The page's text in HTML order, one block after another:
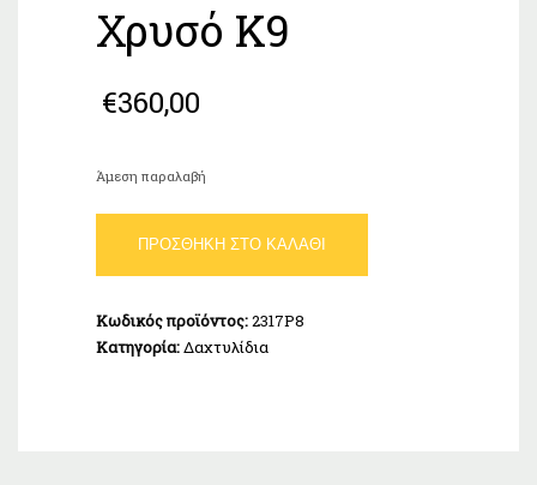
Χρυσό Κ9
€360,00
Άμεση παραλαβή
Χρυσό
ποσότητα
ΠΡΟΣΘΉΚΗ ΣΤΟ ΚΑΛΆΘΙ
Κωδικός προϊόντος:2317Ρ8
Κατηγορία:Δαχτυλίδια